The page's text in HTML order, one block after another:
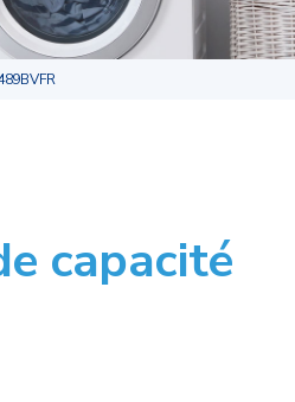
capacité